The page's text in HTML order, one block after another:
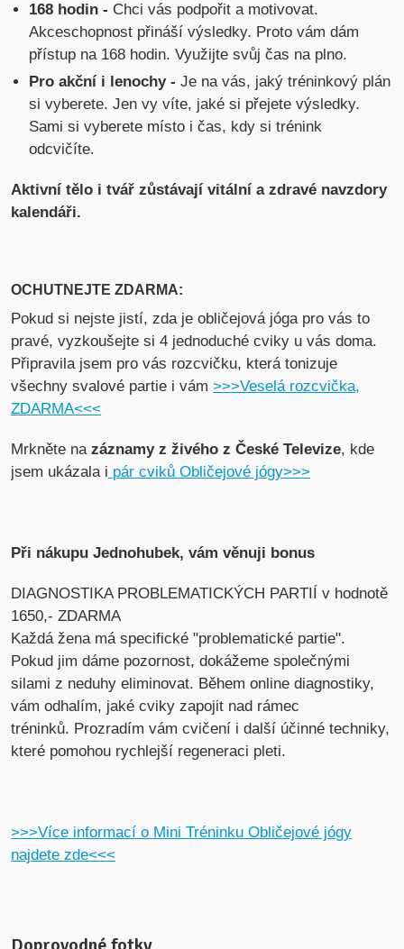
168 hodin - Chci vás podpořit a motivovat.
Akceschopnost přináší výsledky. Proto vám dám
přístup na 168 hodin. Využijte svůj čas na plno.
Pro akční i lenochy -Je na vás, jaký tréninkový plán
si vyberete. Jen vy víte, jaké si přejete výsledky.
Sami si vyberete místo i čas, kdy si trénink
odcvičíte.
Aktivní tělo i tvář zůstávají vitální a zdravé navzdory
kalendáři.
OCHUTNEJTE ZDARMA:
Pokud si nejste jistí, zda je obličejová jóga pro vás to
pravé, vyzkoušejte si 4 jednoduché cviky u vás doma.
Připravila jsem pro vás rozcvičku, která tonizuje
všechny svalové partie i vám>>>Veselá rozcvička,
ZDARMA<<<
Mrkněte nazáznamy z živého z České Televize, kde
jsem ukázala i pár cviků Obličejové jógy>>>
Při nákupu Jednohubek, vám věnuji bonus
DIAGNOSTIKA PROBLEMATICKÝCH PARTIÍ v hodnotě
1650,- ZDARMA
Každá žena má specifické "problematické partie".
Pokud jim dáme pozornost, dokážeme společnými
silami z neduhy eliminovat. Během online diagnostiky,
vám odhalím, jaké cviky zapojit nad rámec
tréninků. Prozradím vám cvičení i další účinné techniky,
které pomohou rychlejší regeneraci pleti.
>>>Více informací o Mini Tréninku Obličejové jógy
najdete zde<<<